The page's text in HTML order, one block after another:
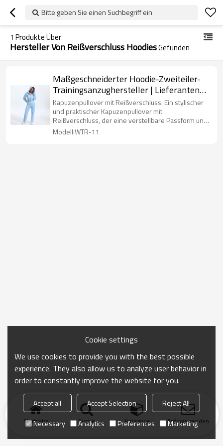
Bitte geben Sie einen Suchbegriff ein
1 Produkte Über
Hersteller Von Reißverschluss HoodiesGefunden
Maßgeschneiderter Hoodie-Zweiteiler-
Trainingsanzughersteller | Lieferanten
von Laufoutfits aus Baumwolle
Kapuzenpullover mit Reißverschluss: Ein stylischer
und praktischer Kapuzenpullover mit
Reißverschluss, der eine verstellbare Passform und
einfaches An- und Ausziehen bietet.
Modell:WTR-11
Startseite Suche Kategorie Anfrage senden
Cookie settings
We use cookies to provide you with the best possible
experience. They also allow us to analyze user behavior in
order to constantly improve the website for you.
Accept all Accept Selection
Reject All
Necessary
Analytics Preferences Marketing